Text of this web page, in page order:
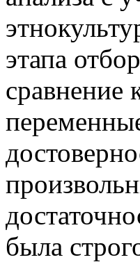
этапа
сравнение
была